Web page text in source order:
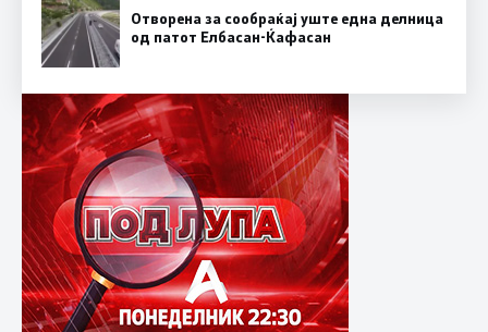
Отворена за сообраќај уште една делница
од патот Елбасан-Ќафасан